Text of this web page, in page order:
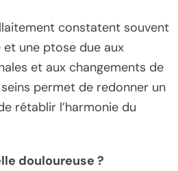
constatent souvent
une ptose due aux
et aux changements de
permet de redonner un
rétablir l’harmonie du
douloureuse ?